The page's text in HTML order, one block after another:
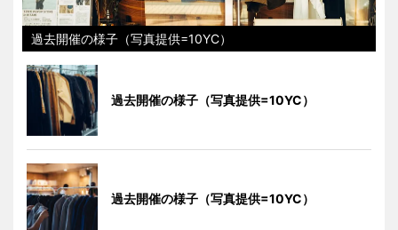
過去開催の様子（写真提供=10YC）
過去開催の様子（写真提供=10YC）
過去開催の様子（写真提供=10YC）